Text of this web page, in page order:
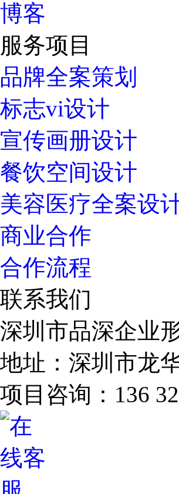
博客
服务项目
品牌全案策划
标志vi设计
宣传画册设计
餐饮空间设计
美容医疗全案设
商业合作
合作流程
联系我们
深圳市品深企业
地址：深圳市龙
项目咨询：136